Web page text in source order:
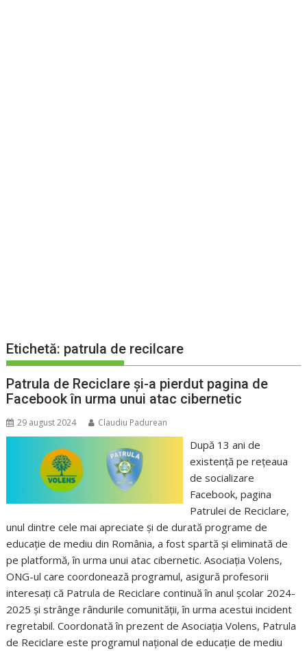
Etichetă: patrula de recilcare
Patrula de Reciclare și-a pierdut pagina de
Facebook în urma unui atac cibernetic
29 august 2024 Claudiu Padurean
După 13 ani de
existență pe rețeaua
de socializare
Facebook, pagina
Patrulei de Reciclare,
unul dintre cele mai apreciate și de durată programe de
educație de mediu din România, a fost spartă și eliminată de
pe platformă, în urma unui atac cibernetic. Asociația Volens,
ONG-ul care coordonează programul, asigură profesorii
interesați că Patrula de Reciclare continuă în anul școlar 2024-
2025 și strânge rândurile comunității, în urma acestui incident
regretabil. Coordonată în prezent de Asociația Volens, Patrula
de Reciclare este programul național de educație de mediu